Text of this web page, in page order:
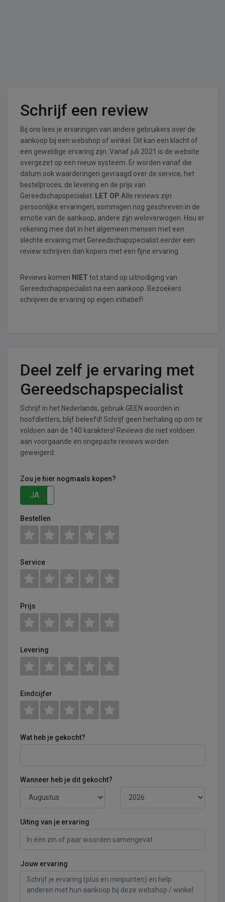
Schrijf een review
Bij ons lees je ervaringen van andere gebruikers over de
aankoop bij een webshop of winkel. Dit kan een klacht of
een geweldige ervaring zijn. Vanaf juli 2021 is de website
overgezet op een nieuw systeem. Er worden vanaf die
datum ook waarderingen gevraagd over de service, het
bestelproces, de levering en de prijs van
Gereedschapspecialist. LET OP Alle reviews zijn
persoonlijke ervaringen, sommigen nog geschreven in de
emotie van de aankoop, andere zijn weloverwogen. Hou er
rekening mee dat in het algemeen mensen met een
slechte ervaring met Gereedschapspecialist eerder een
review schrijven dan kopers met een fijne ervaring.
Reviews komen NIET tot stand op uitnodiging van
Gereedschapspecialist na een aankoop. Bezoekers
schrijven de ervaring op eigen initiatief!
Deel zelf je ervaring met
Gereedschapspecialist
Schrijf in het Nederlands, gebruik GEEN woorden in
hoofdletters, blijf beleefd! Schrijf geen herhaling op om te
voldoen aan de 140 karakters! Reviews die niet voldoen
aan voorgaande en ongepaste reviews worden
geweigerd.
Zou je hier nogmaals kopen?
JA
Bestellen
Service
Prijs
Levering
Eindcijfer
Wat heb je gekocht?
Wanneer heb je dit gekocht?
Uiting van je ervaring
Jouw ervaring